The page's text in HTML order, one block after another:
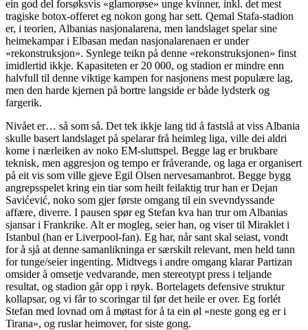
ein god del forsøksvis «glamorøse» unge kvinner, inkl. det mest
tragiske botox-offeret eg nokon gong har sett. Qemal Stafa-stadion
er, i teorien, Albanias nasjonalarena, men landslaget spelar sine
heimekampar i Elbasan medan nasjonalarenaen er under
«rekonstruksjon». Synlege teikn på denne «rekonstruksjonen» finst
imidlertid ikkje. Kapasiteten er 20 000, og stadion er mindre enn
halvfull til denne viktige kampen for nasjonens mest populære lag,
men den harde kjernen på bortre langside er både lydsterk og
fargerik.
Nivået er… så som så. Det tek ikkje lang tid å fastslå at viss Albania
skulle basert landslaget på spelarar frå heimleg liga, ville dei aldri
kome i nærleiken av noko EM-sluttspel. Begge lag er brukbare
teknisk, men aggresjon og tempo er fråverande, og laga er organisert
på eit vis som ville gjeve Egil Olsen nervesamanbrot. Begge bygg
angrepsspelet kring ein tiar som heilt feilaktig trur han er Dejan
Savićević, noko som gjer første omgang til ein svevndyssande
affære, diverre. I pausen spør eg Stefan kva han trur om Albanias
sjansar i Frankrike. Alt er mogleg, seier han, og viser til Miraklet i
Istanbul (han er Liverpool-fan). Eg har, når sant skal seiast, vondt
for å sjå at denne samanlikninga er særskilt relevant, men held tann
for tunge/seier ingenting. Midtvegs i andre omgang klarar Partizan
omsider å omsetje vedvarande, men stereotypt press i teljande
resultat, og stadion går opp i røyk. Bortelagets defensive struktur
kollapsar, og vi får to scoringar til før det heile er over. Eg forlét
Stefan med lovnad om å møtast for å ta ein øl «neste gong eg er i
Tirana», og ruslar heimover, for siste gong.